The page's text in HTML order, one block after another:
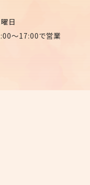
日
〜17:00で営業